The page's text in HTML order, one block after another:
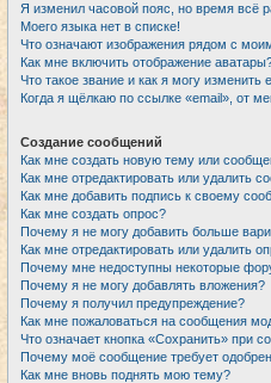
Я изменил часовой пояс, но время всё
Моего языка нет в списке!
Что означают изображения рядом с
Как мне включить отображение
Что такое звание и как я могу изменить
Когда я щёлкаю по ссылке «email», от
Создание сообщений
Как мне создать новую тему или
Как мне отредактировать или удалить
Как мне добавить подпись к своему
Как мне создать опрос?
Почему я не могу добавить больше
Как мне отредактировать или удалить
Почему мне недоступны некоторые
Почему я не могу добавлять вложения?
Почему я получил предупреждение?
Как мне пожаловаться на сообщения
Что означает кнопка «Сохранить» при
Почему моё сообщение требует
Как мне вновь поднять мою тему?